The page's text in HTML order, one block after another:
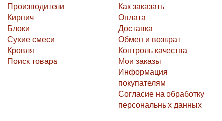
Производители
Кирпич
Блоки
Сухие смеси
Кровля
Поиск товара
Как заказать
Оплата
Доставка
Обмен и возврат
Контроль качества
Мои заказы
Информация
покупателям
Согласие на обработку
персональных данных